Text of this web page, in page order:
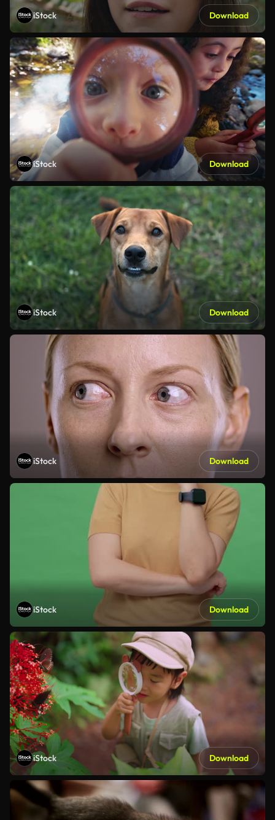
iStock Download
iStock Download
iStock Download
iStock Download
iStock Download
iStock Download